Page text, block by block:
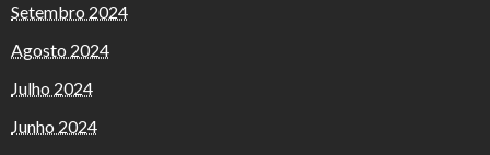
Setembro 2024
Agosto 2024
Julho 2024
Junho 2024